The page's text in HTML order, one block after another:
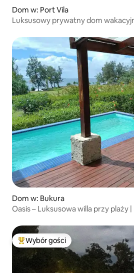
Dom w: Port Vila
Luksusowy prywatny dom
Dom w: Bukura
Oasis – Luksusowa willa przy plaży
Najpopularniejsze z kategorii
Wybór gości